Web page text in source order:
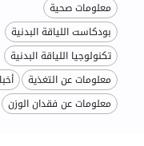
صحية
اللياقة البدنية
اللياقة البدنية
عن التغذية
أخبار الرياضة
عن فقدان الوزن